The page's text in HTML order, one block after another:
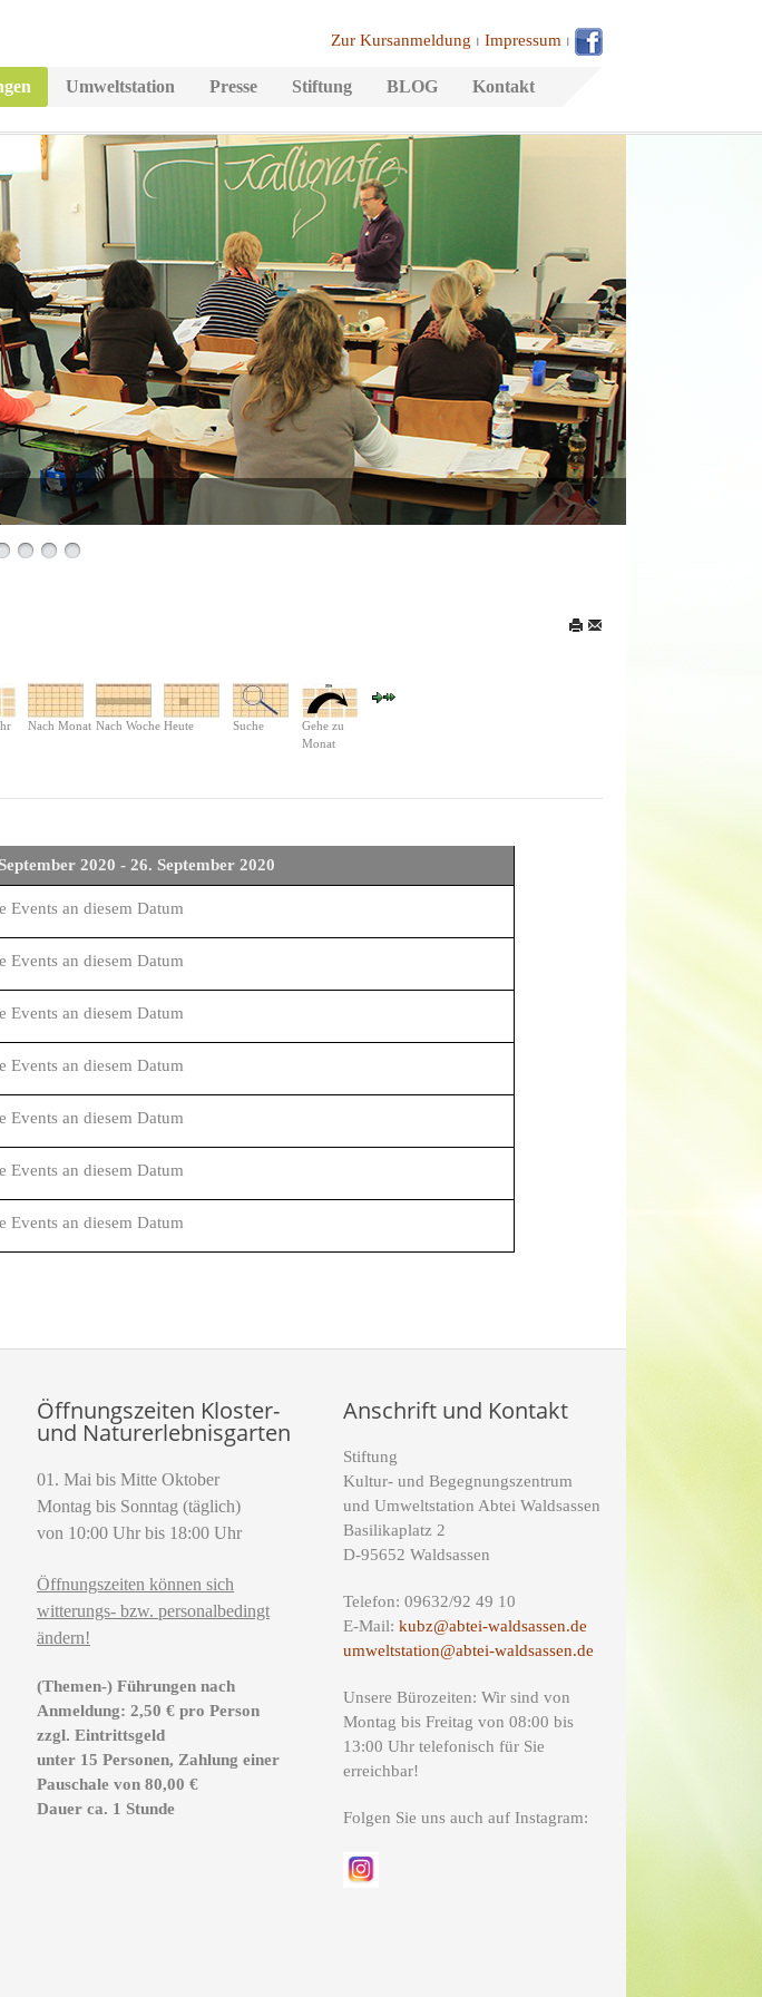
Zur Kursanmeldung ⏐ Impressum ⏐
Umweltstation Presse Stiftung BLOG Kontakt
Nach Monat Nach Woche Heute Suche
Gehe zu
Monat
2020 - 26. September 2020
Events an diesem Datum
Events an diesem Datum
Events an diesem Datum
Events an diesem Datum
Events an diesem Datum
Events an diesem Datum
Events an diesem Datum
Öffnungszeiten Kloster-
und Naturerlebnisgarten
01. Mai bis Mitte Oktober
Montag bis Sonntag (täglich)
von 10:00 Uhr bis 18:00 Uhr
Öffnungszeiten können sich
witterungs- bzw. personalbedingt
ändern!
(Themen-) Führungen nach
Anmeldung: 2,50 € pro Person
zzgl. Eintrittsgeld
unter 15 Personen, Zahlung einer
Pauschale von 80,00 €
Dauer ca. 1 Stunde
Anschrift und Kontakt
Stiftung
Kultur- und Begegnungszentrum
und Umweltstation Abtei Waldsassen
Basilikaplatz 2
D-95652 Waldsassen
Telefon: 09632/92 49 10
E-Mail: kubz@abtei-waldsassen.de
umweltstation@abtei-waldsassen.de
Unsere Bürozeiten: Wir sind von
Montag bis Freitag von 08:00 bis
13:00 Uhr telefonisch für Sie
erreichbar!
Folgen Sie uns auch auf Instagram: